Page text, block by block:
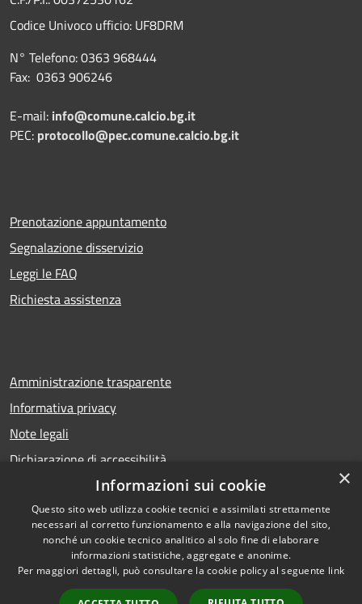
Codice Univoco ufficio: UF8DRM
N° Telefono: 0363 968444
Fax: 0363 906246
E-mail: info@comune.calcio.bg.it
PEC: protocollo@pec.comune.calcio.bg.it
Prenotazione appuntamento
Segnalazione disservizio
Leggi le FAQ
Richiesta assistenza
Amministrazione trasparente
Informativa privacy
Note legali
Dichiarazione di accessibilità
RSS
Accessibilità
Privacy
Copyright © 2026 • Comune di
Calcio • Powered by
Municipium•Accesso
redazione
×
Informazioni sui cookie
Questo sito web utilizza cookie tecnici e assimilati strettamente
necessari al corretto funzionamento e alla navigazione del sito,
nonché un cookie tecnico analitico al solo fine di elaborare
informazioni statistiche, aggregate e anonime.
Per maggiori dettagli, può consultare la cookie policy al seguente link